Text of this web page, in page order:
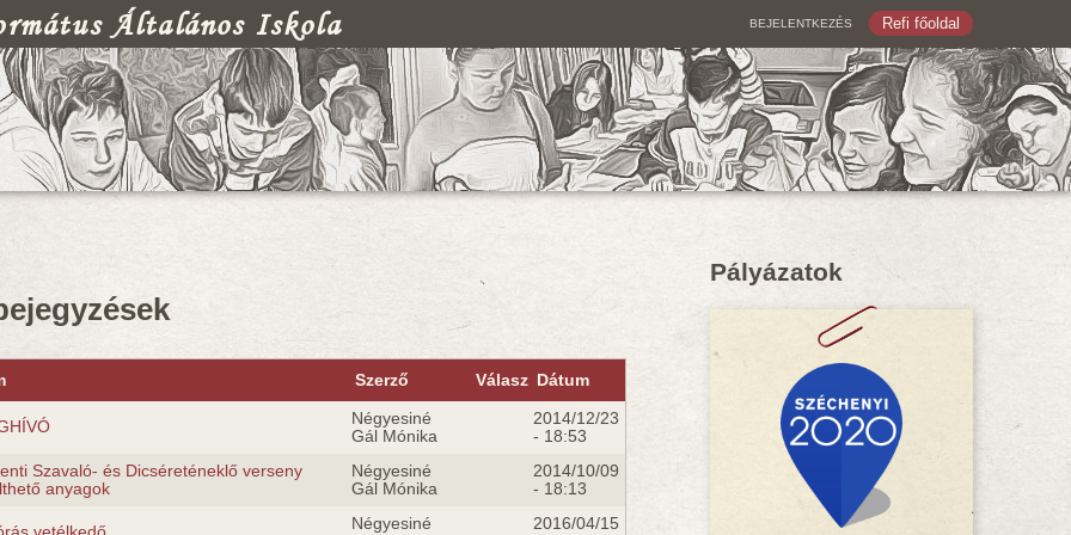
Általános Iskola Refi főoldal
BEJELENTKEZÉS
hely
Szerző Válasz Dátum
Négyesiné
Gál Mónika
2014/12/23
- 18:53
Szavaló- és Dicséreténeklő verseny
anyagok
Négyesiné
Gál Mónika
2014/10/09
- 18:13
vetélkedő
Négyesiné
2016/04/15
Pályázatok